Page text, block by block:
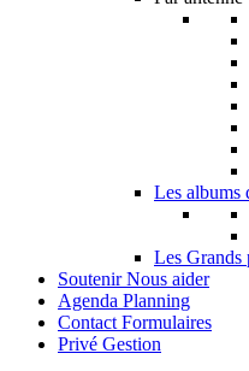
Les albums
Les Grands
Soutenir Nous aider
Agenda Planning
Contact Formulaires
Privé Gestion